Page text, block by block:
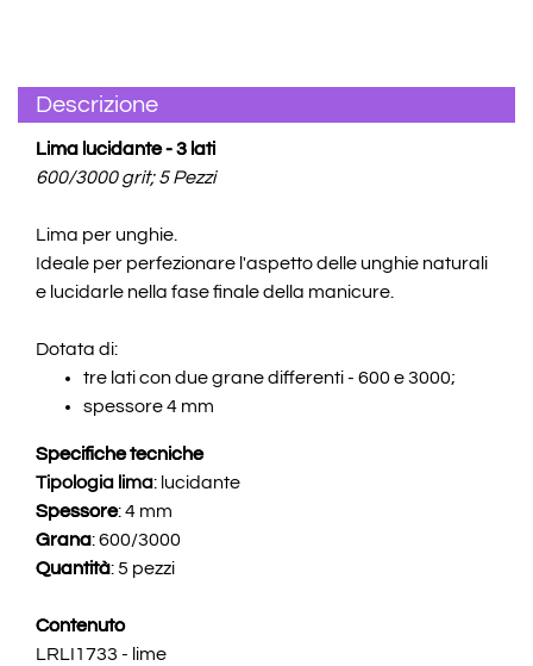
Descrizione
Lima lucidante - 3 lati
600/3000 grit; 5 Pezzi
Lima per unghie.
Ideale per perfezionare l'aspetto delle unghie naturali
e lucidarle nella fase finale della manicure.
Dotata di:
tre lati con due grane differenti - 600 e 3000;
spessore 4 mm
Specifiche tecniche
Tipologia lima: lucidante
Spessore: 4 mm
Grana: 600/3000
Quantità: 5 pezzi
Contenuto
LRLI1733 - lime